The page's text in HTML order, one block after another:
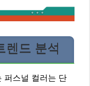
렌드 분석
퍼스널 컬러는 단